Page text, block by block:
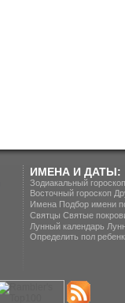
ИМЕНА И ДАТЫ:
Зодиакальный гороскоп
Восточный гороскоп
Имена Подбор имени
Святцы Святые
Лунный календарь
Определить пол